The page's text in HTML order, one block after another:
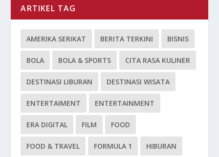
ARTIKEL TAG
AMERIKA SERIKAT BERITA TERKINI BISNIS
BOLA BOLA & SPORTS CITA RASA KULINER
DESTINASI LIBURAN DESTINASI WISATA
ENTERTAIMENT ENTERTAINMENT
ERA DIGITAL FILM FOOD
FOOD & TRAVEL FORMULA 1 HIBURAN